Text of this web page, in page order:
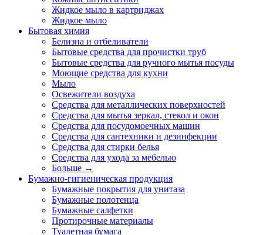
Жидкое мыло в картриджах
Жидкое мыло
Бытовая химия
Белизна и отбеливатели
Бытовые средства для прочистки труб
Бытовые средства для ручного мытья посуды
Моющие средства для кухни
Мыло
Освежители воздуха
Средства для металлических поверхностей
Средства для мытья зеркал, стекол и окон
Средства для посудомоечных машин
Средства для сантехники и дезинфекции
Средства для стирки белья
Средства для ухода за мебелью
Больше →
Бумажно-гигиеническая продукция
Бумажные покрытия для унитаза
Бумажные полотенца
Бумажные салфетки
Протирочные материалы
Туалетная бумага